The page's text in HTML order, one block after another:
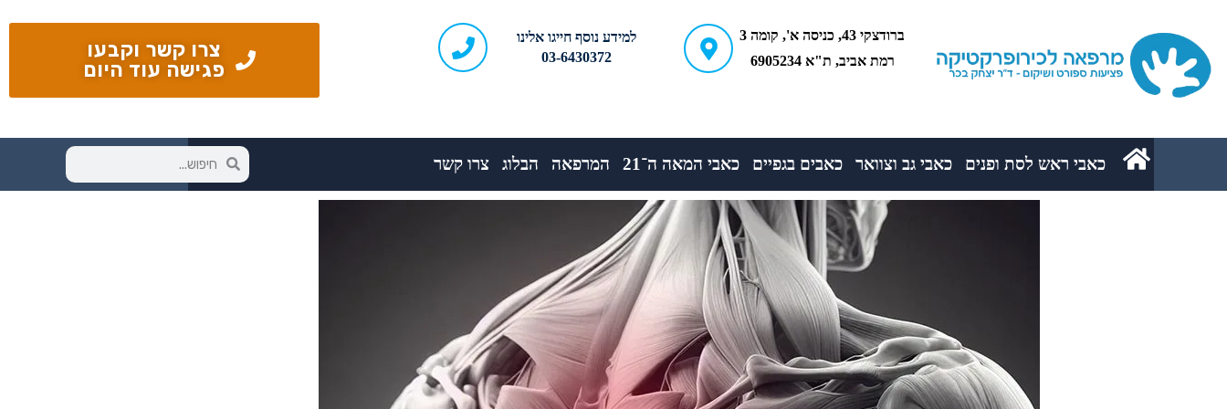
ברודצקי 43, כניסה א', קומה 3
רמת אביב, ת"א 6905234
למידע נוסף חייגו אלינו
03-6430372
צרו קשר וקבעו
פגישה עוד היום
כאבי ראש לסת ופנים כאבי גב וצוואר כאבים בגפיים כאבי המאה ה־21 המרפאה הבלוג צרו קשר